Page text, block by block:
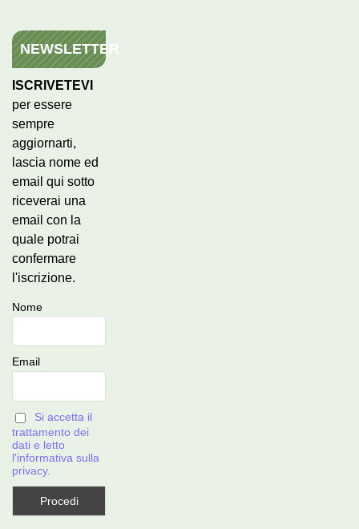
NEWSLETTER
ISCRIVETEVI
per essere
sempre
aggiornarti,
lascia nome ed
email qui sotto
riceverai una
email con la
quale potrai
confermare
l'iscrizione.
Nome
Email
Si accetta il
trattamento dei
dati e letto
l'informativa sulla
privacy.